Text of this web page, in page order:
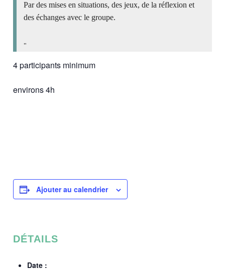
Par des mises en situations, des jeux, de la réflexion et
des échanges avec le groupe.
4 participants minimum
environs 4h
Ajouter au calendrier
DÉTAILS
Date :